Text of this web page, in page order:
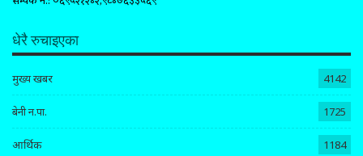
धेरै रुचाइएका
मुख्य खबर 4142
बेनी न.पा. 1725
आर्थिक 1184